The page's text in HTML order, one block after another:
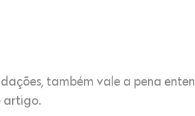
também vale a pena
artigo.